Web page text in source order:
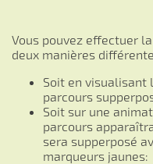
Vous pouvez effectuer
deux manières
Soit en visualisant
parcours
Soit sur une
parcours
sera supperposé
marqueurs jaunes: